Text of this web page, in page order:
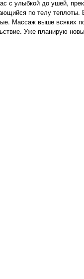
с улыбкой до ушей,
по телу теплоты.
Массаж выше всяких
Уже планирую